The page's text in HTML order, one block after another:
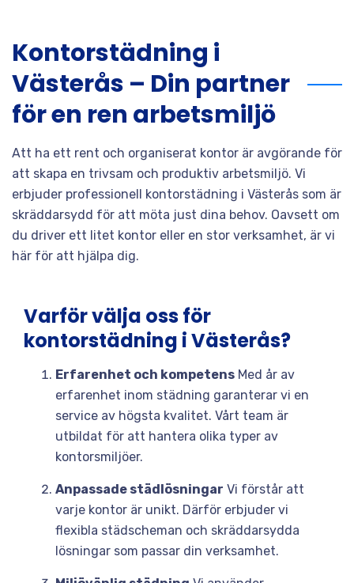
Kontorstädning i
Västerås – Din partner
för en ren arbetsmiljö
Att ha ett rent och organiserat kontor är avgörande för
att skapa en trivsam och produktiv arbetsmiljö. Vi
erbjuder professionell kontorstädning i Västerås som är
skräddarsydd för att möta just dina behov. Oavsett om
du driver ett litet kontor eller en stor verksamhet, är vi
här för att hjälpa dig.
Varför välja oss för
kontorstädning i Västerås?
Erfarenhet och kompetens Med år av
erfarenhet inom städning garanterar vi en
service av högsta kvalitet. Vårt team är
utbildat för att hantera olika typer av
kontorsmiljöer.
Anpassade städlösningar Vi förstår att
varje kontor är unikt. Därför erbjuder vi
flexibla städscheman och skräddarsydda
lösningar som passar din verksamhet.